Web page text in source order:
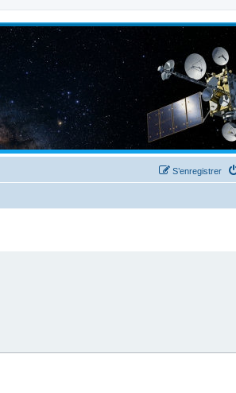
S’enregistrer